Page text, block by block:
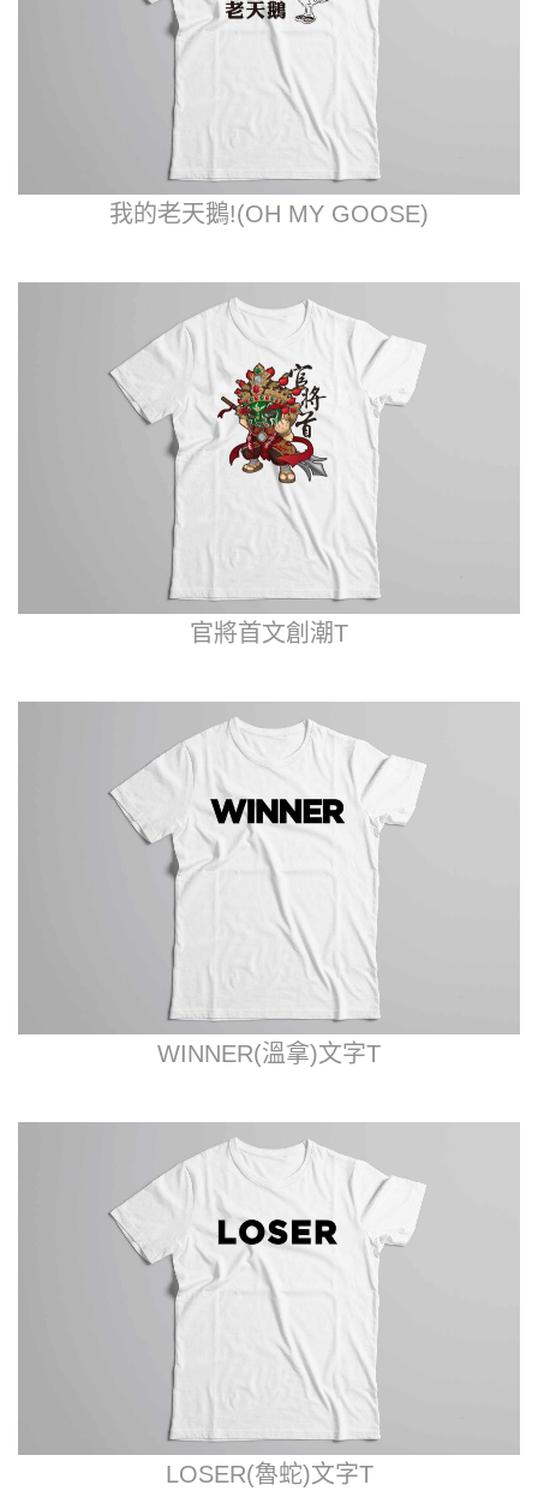
我的老天鵝!(OH MY GOOSE)
官將首文創潮T
WINNER(溫拿)文字T
LOSER(魯蛇)文字T